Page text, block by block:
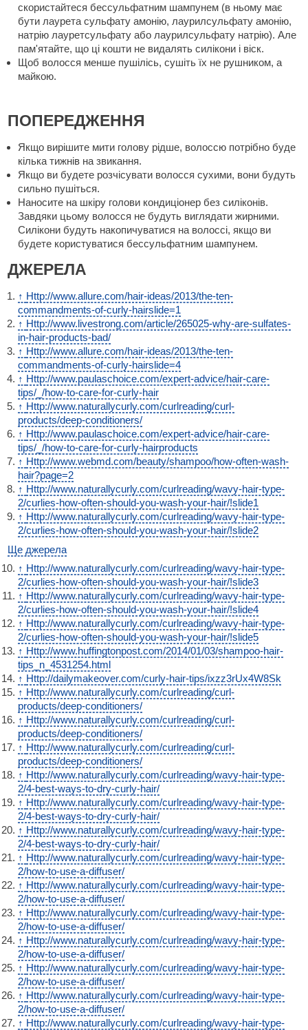
скористайтеся бессульфатним шампунем (в ньому має
бути лаурета сульфату амонію, лаурилсульфату амонію,
натрію лауретсульфату або лаурилсульфату натрію). Але
пам'ятайте, що ці кошти не видалять силікони і віск.
Щоб волосся менше пушілісь, сушіть їх не рушником, а
майкою.
ПОПЕРЕДЖЕННЯ
Якщо вирішите мити голову рідше, волоссю потрібно буде
кілька тижнів на звикання.
Якщо ви будете розчісувати волосся сухими, вони будуть
сильно пушіться.
Наносите на шкіру голови кондиціонер без силіконів.
Завдяки цьому волосся не будуть виглядати жирними.
Силікони будуть накопичуватися на волоссі, якщо ви
будете користуватися бессульфатним шампунем.
ДЖЕРЕЛА
↑ Http://www.allure.com/hair-ideas/2013/the-ten-
commandments-of-curly-hairslide=1
↑ Http://www.livestrong.com/article/265025-why-are-sulfates-
in-hair-products-bad/
↑ Http://www.allure.com/hair-ideas/2013/the-ten-
commandments-of-curly-hairslide=4
↑ Http://www.paulaschoice.com/expert-advice/hair-care-
tips/_/how-to-care-for-curly-hair
↑ Http://www.naturallycurly.com/curlreading/curl-
products/deep-conditioners/
↑ Http://www.paulaschoice.com/expert-advice/hair-care-
tips/_/how-to-care-for-curly-hairproducts
↑ Http://www.webmd.com/beauty/shampoo/how-often-wash-
hair?page=2
↑ Http://www.naturallycurly.com/curlreading/wavy-hair-type-
2/curlies-how-often-should-you-wash-your-hair/!slide1
↑ Http://www.naturallycurly.com/curlreading/wavy-hair-type-
2/curlies-how-often-should-you-wash-your-hair/!slide2
Ще джерела
↑ Http://www.naturallycurly.com/curlreading/wavy-hair-type-
2/curlies-how-often-should-you-wash-your-hair/!slide3
↑ Http://www.naturallycurly.com/curlreading/wavy-hair-type-
2/curlies-how-often-should-you-wash-your-hair/!slide4
↑ Http://www.naturallycurly.com/curlreading/wavy-hair-type-
2/curlies-how-often-should-you-wash-your-hair/!slide5
↑ Http://www.huffingtonpost.com/2014/01/03/shampoo-hair-
tips_n_4531254.html
↑ Http://dailymakeover.com/curly-hair-tips/ixzz3rUx4W8Sk
↑ Http://www.naturallycurly.com/curlreading/curl-
products/deep-conditioners/
↑ Http://www.naturallycurly.com/curlreading/curl-
products/deep-conditioners/
↑ Http://www.naturallycurly.com/curlreading/curl-
products/deep-conditioners/
↑ Http://www.naturallycurly.com/curlreading/wavy-hair-type-
2/4-best-ways-to-dry-curly-hair/
↑ Http://www.naturallycurly.com/curlreading/wavy-hair-type-
2/4-best-ways-to-dry-curly-hair/
↑ Http://www.naturallycurly.com/curlreading/wavy-hair-type-
2/4-best-ways-to-dry-curly-hair/
↑ Http://www.naturallycurly.com/curlreading/wavy-hair-type-
2/how-to-use-a-diffuser/
↑ Http://www.naturallycurly.com/curlreading/wavy-hair-type-
2/how-to-use-a-diffuser/
↑ Http://www.naturallycurly.com/curlreading/wavy-hair-type-
2/how-to-use-a-diffuser/
↑ Http://www.naturallycurly.com/curlreading/wavy-hair-type-
2/how-to-use-a-diffuser/
↑ Http://www.naturallycurly.com/curlreading/wavy-hair-type-
2/how-to-use-a-diffuser/
↑ Http://www.naturallycurly.com/curlreading/wavy-hair-type-
2/how-to-use-a-diffuser/
↑ Http://www.naturallycurly.com/curlreading/wavy-hair-type-